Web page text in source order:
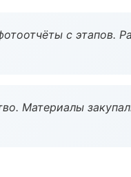
с этапов.
Материалы